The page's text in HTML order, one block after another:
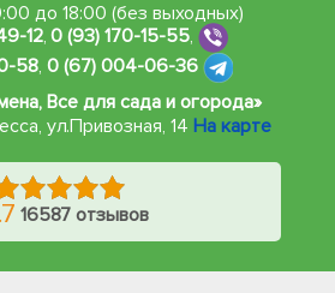
до 18:00 (без выходных)
12,0 (93) 170-15-55,
58, 0 (67) 004-06-36
Все для сада и огорода»
, ул.Привозная, 14 На карте
16587 отзывов